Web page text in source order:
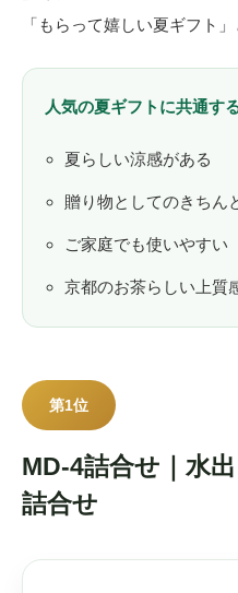
「もらって嬉しい夏ギフト
人気の夏ギフトに共通す
夏らしい涼感がある
贈り物としてのきちん
ご家庭でも使いやすい
京都のお茶らしい上質
第1位
MD-4詰合せ｜水
詰合せ